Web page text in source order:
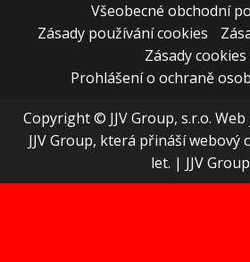
Všeobecné obchodní
Zásady používání cookies
Zásady cookies
Prohlášení o ochraně
Copyright © JJV Group, s.r.o.
JJV Group, která přináší webový
let. | JJV Group